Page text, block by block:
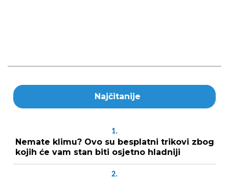
Najčitanije
1.
Nemate klimu? Ovo su besplatni trikovi zbog
kojih će vam stan biti osjetno hladniji
2.